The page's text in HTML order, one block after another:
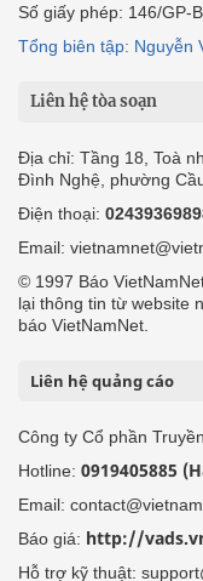
Số giấy phép: 146/GP-
Tổng biên tập: Nguyễn
Liên hệ tòa soạn
Địa chỉ: Tầng 18, Toà
Đình Nghệ, phường
Điện thoại:
Email:
© 1997 Báo
lại thông tin từ website
báo VietNamNet.
Liên hệ quảng cáo
Công ty Cổ phần
Hotline: 0919405885
Email:
Báo giá: http://
Hỗ trợ kỹ thuật: